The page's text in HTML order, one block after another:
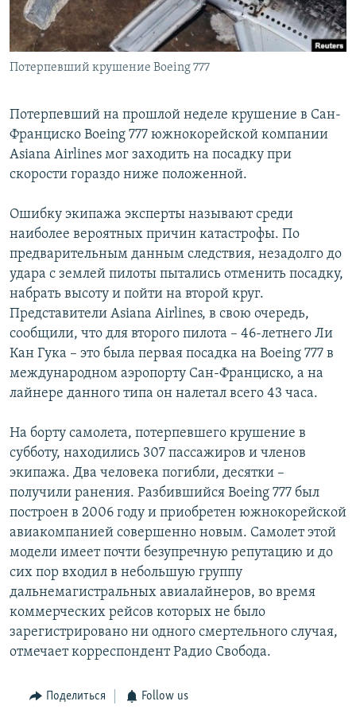
Հայերեն
English
Все сайты Радио Азатутюн
Потерпевший крушение Boeing 777
Потерпевший на прошлой неделе крушение в Сан-
Франциско Boeing 777 южнокорейской компании
Asiana Airlines мог заходить на посадку при
скорости гораздо ниже положенной.
Ошибку экипажа эксперты называют среди
наиболее вероятных причин катастрофы. По
предварительным данным следствия, незадолго до
удара с землей пилоты пытались отменить посадку,
набрать высоту и пойти на второй круг.
Представители Asiana Airlines, в свою очередь,
сообщили, что для второго пилота – 46-летнего Ли
Кан Гука – это была первая посадка на Boeing 777 в
международном аэропорту Сан-Франциско, а на
лайнере данного типа он налетал всего 43 часа.
На борту самолета, потерпевшего крушение в
субботу, находились 307 пассажиров и членов
экипажа. Два человека погибли, десятки –
получили ранения. Разбившийся Boeing 777 был
построен в 2006 году и приобретен южнокорейской
авиакомпанией совершенно новым. Самолет этой
модели имеет почти безупречную репутацию и до
сих пор входил в небольшую группу
дальнемагистральных авиалайнеров, во время
коммерческих рейсов которых не было
зарегистрировано ни одного смертельного случая,
отмечает корреспондент Радио Свобода.
Поделиться Follow us